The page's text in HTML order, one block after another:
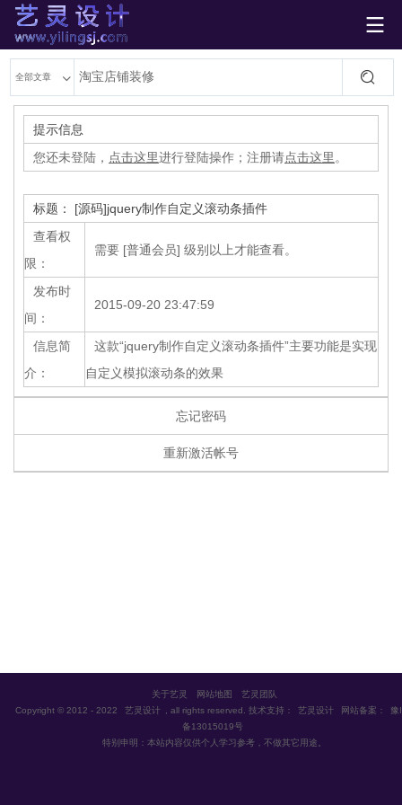
艺灵设计 
全部文章
提示信息
您还未登陆， 点击这里进行登陆操作；注册请点击这里 。
标题： [源码]jquery制作自定义滚动条插件
查看权
限：
需要 [普通会员] 级别以上才能查看。
发布时
间：
2015-09-20 23:47:59
信息简
介：
这款“jquery制作自定义滚动条插件”主要功能是实现
自定义模拟滚动条的效果
忘记密码
重新激活帐号
关于艺灵 网站地图
艺灵团队
Copyright © 2012 - 2022
艺灵设计 , all rights reserved. 技术支持： 艺灵设计 网站备案：
豫
备13015019号
特别申明：本站内容仅供个人学习参考，不做其它用途。